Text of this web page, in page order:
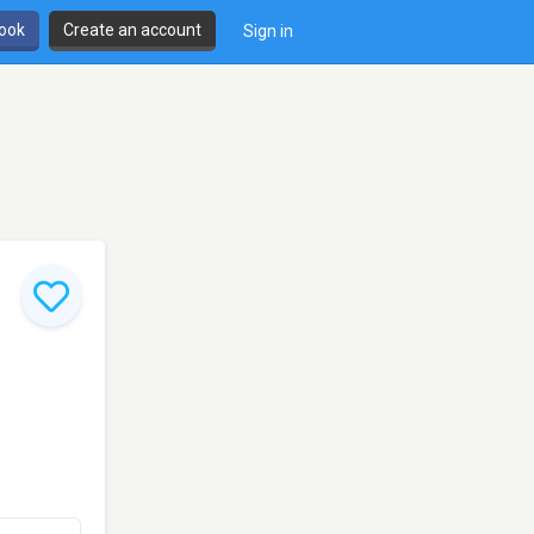
Create an account Sign in